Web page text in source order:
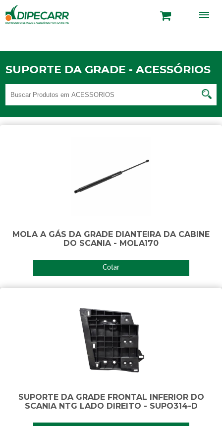
SUPORTE DA GRADE - ACESSÓRIOS
MOLA A GÁS DA GRADE DIANTEIRA DA CABINE
DO SCANIA - MOLA170
Cotar
SUPORTE DA GRADE FRONTAL INFERIOR DO
SCANIA NTG LADO DIREITO - SUPO314-D